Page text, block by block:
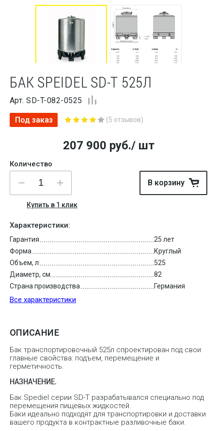
БАК SPEIDEL SD-T 525Л
Арт. SD-T-082-0525
Под заказ (5 отзывов)
207 900 руб./ шт
Количество
В корзину
Купить в 1 клик
Характеристики:
Все характеристики
Гарантия
25 лет
Форма
Круглый
Объем, л
525
Диаметр, см
82
Страна производства
Германия
ОПИСАНИЕ
Бак транспортировочный 525л спроектирован под свои
главные свойства: подъем, перемещение и
герметичность.
НАЗНАЧЕНИЕ.
Бак Spediel серии SD-T разрабатывался специально под
перемещения пищевых жидкостей.
Баки идеально подходят для транспортировки и доставки
вашего продукта в контрактные разливочные баки.